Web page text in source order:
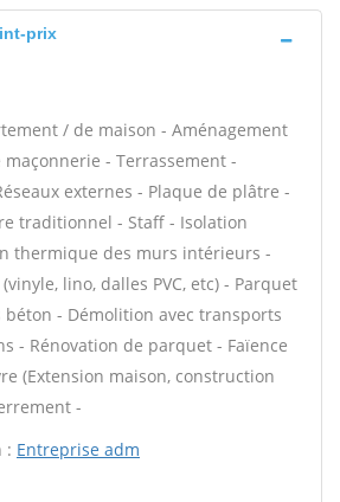
prix
/ de maison - Aménagement
maçonnerie - Terrassement -
externes - Plaque de plâtre -
traditionnel - Staff - Isolation
thermique des murs intérieurs -
lino, dalles PVC, etc) - Parquet
béton - Démolition avec transports
- Rénovation de parquet - Faïence
(Extension maison, construction
-
: Entreprise adm